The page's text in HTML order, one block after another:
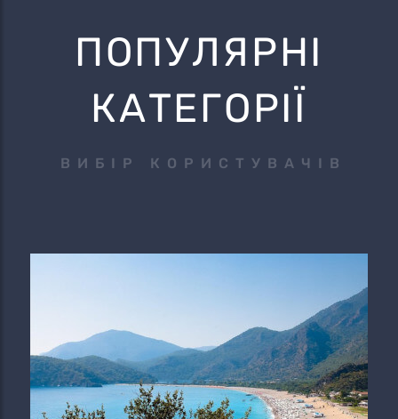
ПОПУЛЯРНІ
КАТЕГОРІЇ
ВИБІР КОРИСТУВАЧІВ